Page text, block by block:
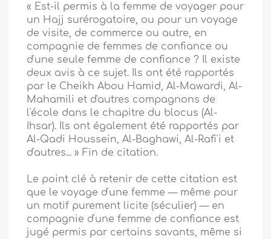
« Est-il permis à la femme de voyager pour
un Hajj surérogatoire, ou pour un voyage
de visite, de commerce ou autre, en
compagnie de femmes de confiance ou
d'une seule femme de confiance ? Il existe
deux avis à ce sujet. Ils ont été rapportés
par le Cheikh Abou Hamid, Al-Mawardi, Al-
Mahamili et d'autres compagnons de
l'école dans le chapitre du blocus (Al-
Ihsar). Ils ont également été rapportés par
Al-Qadi Houssein, Al-Baghawi, Al-Rafi'i et
d'autres... » Fin de citation.
Le point clé à retenir de cette citation est
que le voyage d'une femme — même pour
un motif purement licite (séculier) — en
compagnie d'une femme de confiance est
jugé permis par certains savants, même si